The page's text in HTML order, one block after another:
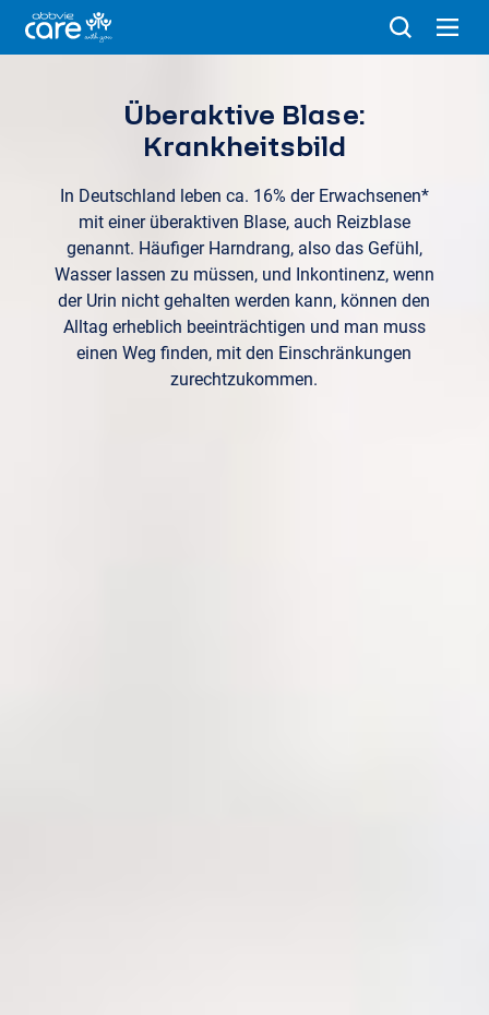
Überaktive Blase:
Krankheitsbild
In Deutschland leben ca. 16% der Erwachsenen*
mit einer überaktiven Blase, auch Reizblase
genannt. Häufiger Harndrang, also das Gefühl,
Wasser lassen zu müssen, und Inkontinenz, wenn
der Urin nicht gehalten werden kann, können den
Alltag erheblich beeinträchtigen und man muss
einen Weg finden, mit den Einschränkungen
zurechtzukommen.